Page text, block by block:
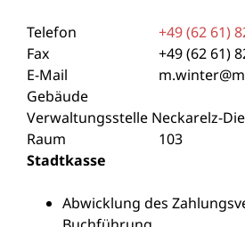
Telefon +49 (62 61)
Fax
+49 (6261)
E-Mail
Gebäude
Verwaltungsstelle Neckarelz-
Raum
103
Stadtkasse
Abwicklung des